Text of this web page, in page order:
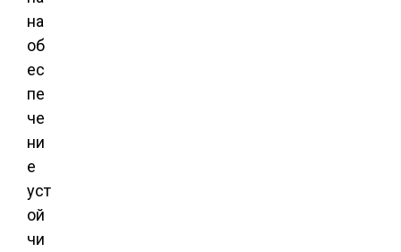
на
об
ес
пе
че
ни
е
уст
ой
чи